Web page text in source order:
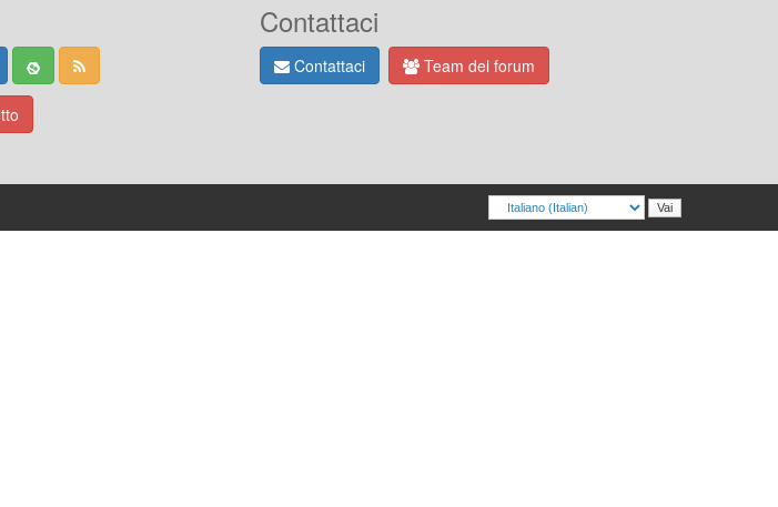
Contattaci
Contattaci Team del forum